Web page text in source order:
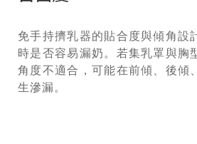
免手持擠乳器的貼合度與傾角設
時是否容易漏奶。若集乳罩與胸
角度不適合，可能在前傾、後傾
生滲漏。